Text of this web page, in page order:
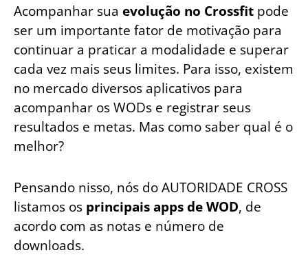
Acompanhar sua evolução no Crossfit pode
ser um importante fator de motivação para
continuar a praticar a modalidade e superar
cada vez mais seus limites. Para isso, existem
no mercado diversos aplicativos para
acompanhar os WODs e registrar seus
resultados e metas. Mas como saber qual é o
melhor?
Pensando nisso, nós do AUTORIDADE CROSS
listamos os principais apps de WOD, de
acordo com as notas e número de
downloads.